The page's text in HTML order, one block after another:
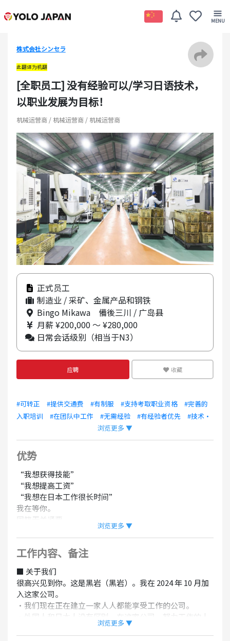
株式会社シンセラ
此翻译为机翻
[全职员工] 没有经验可以/学习日语技术，
以职业发展为目标！
机械运营商 / 机械运营商 / 机械运营商
正式员工
制造业 / 采矿、金属产品和钢铁
Bingo Mikawa 備後三川 / 广岛县
月薪 ¥200,000 ～ ¥280,000
日常会话级别（相当于N3）
应聘 收藏
#可转正 #提供交通费 #有制服 #支持考取职业资格
#完善的
入职培训
#在团队中工作 #无需经验 #有经验者优先
#技术・
#支持自驾/机车通勤
浏览更多 ▼
优势
“我想获得技能”
“我想提高工资”
“我想在日本工作很长时间”
我在等你。
国籍无关紧要。
我对它的评价与日本人相同。
重要的是 “我想从现在开始尽力而为” 的感觉。
[机器操作员]
我们生产用于汽车和机器的 “金属零件”
第 1 步：你的前辈会先教你。将材料装入机器并按下按钮
第 2 步：学习如何对机器进行编程和更换零件。
第 3 步：当你能胜任工作时，成为领导者
浏览更多 ▼
工作内容、备注
■ 关于我们
很高兴见到你。这是黑岩（黑岩）。我在 2024 年 10 月加
入这家公司。
・我们现在正在建立一家人人都能享受工作的公司。
・外国人和日本人没有区别。在这家公司，努力工作的人
浏览更多 ▼